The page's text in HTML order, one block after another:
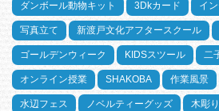
ダンボール動物キット 3Dkカード イ
写真立て 新渡戸文化アフタースクール
ゴールデンウィーク KIDSスツール 二
オンライン授業 SHAKOBA 作業風景
水辺フェス ノベルティーグッズ 木彫